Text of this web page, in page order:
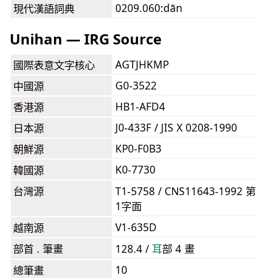
現代漢語詞典
0209.060:dān
Unihan — IRG Source
國際表意文字核心
AGTJHKMP
中國源
G0-3522
香港源
HB1-AFD4
日本源
J0-433F / JIS X 0208-1990
朝鮮源
KP0-F0B3
韓國源
K0-7730
台灣源
T1-5758 / CNS11643-1992 第
1字面
越南源
V1-635D
部首 . 筆畫
128.4 /⽿部 4 畫
總筆畫
10